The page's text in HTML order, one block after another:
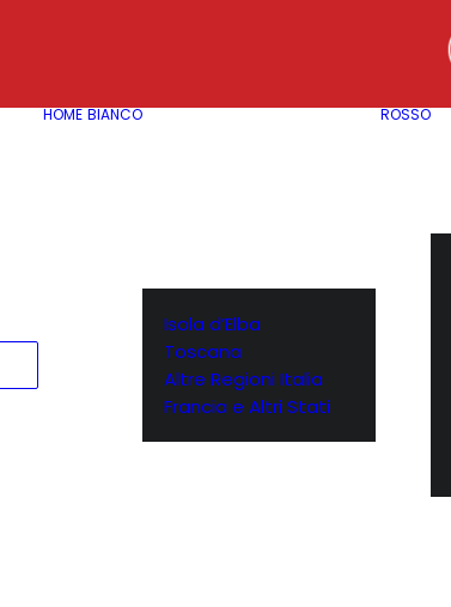
HOME BIANCO
Isola d’Elba
Toscana
Altre Regioni Italia
Francia e Altri Stati
ROSSO